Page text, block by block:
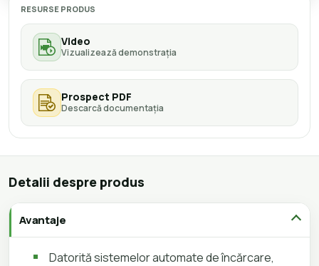
RESURSE PRODUS
Video
Vizualizează demonstrația
Prospect PDF
Descarcă documentația
Detalii despre produs
Avantaje
Datorită sistemelor automate de încărcare,